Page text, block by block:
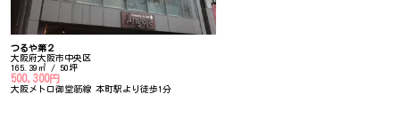
つるや第２
大阪府大阪市中央区
165.39㎡ / 50坪
500,300円
大阪メトロ御堂筋線 本町駅より徒歩1分